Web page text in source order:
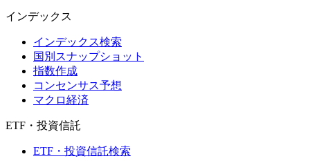
インデックス
インデックス検索
国別スナップショット
指数作成
コンセンサス予想
マクロ経済
ETF・投資信託
ETF・投資信託検索